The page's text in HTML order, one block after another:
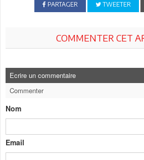
PARTAGER TWEETER
COMMENTER CET
Ecrire un commentaire
Commenter
Nom
Email